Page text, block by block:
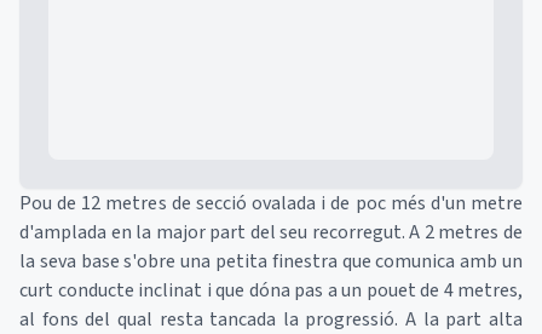
Pou de 12 metres de secció ovalada i de poc més d'un metre
d'amplada en la major part del seu recorregut. A 2 metres de
la seva base s'obre una petita finestra que comunica amb un
curt conducte inclinat i que dóna pas a un pouet de 4 metres,
al fons del qual resta tancada la progressió. A la part alta